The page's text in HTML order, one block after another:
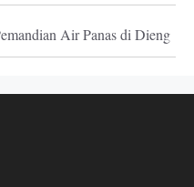
Air Panas di Dieng